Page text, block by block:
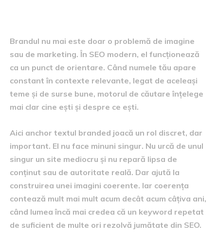
Brandul nu mai este doar o problemă de imagine
sau de marketing. În SEO modern, el funcționează
ca un punct de orientare. Când numele tău apare
constant în contexte relevante, legat de aceleași
teme și de surse bune, motorul de căutare înțelege
mai clar cine ești și despre ce ești.
Aici anchor textul branded joacă un rol discret, dar
important. El nu face minuni singur. Nu urcă de unul
singur un site mediocru și nu repară lipsa de
conținut sau de autoritate reală. Dar ajută la
construirea unei imagini coerente. Iar coerența
contează mult mai mult acum decât acum câțiva ani,
când lumea încă mai credea că un keyword repetat
de suficient de multe ori rezolvă jumătate din SEO.